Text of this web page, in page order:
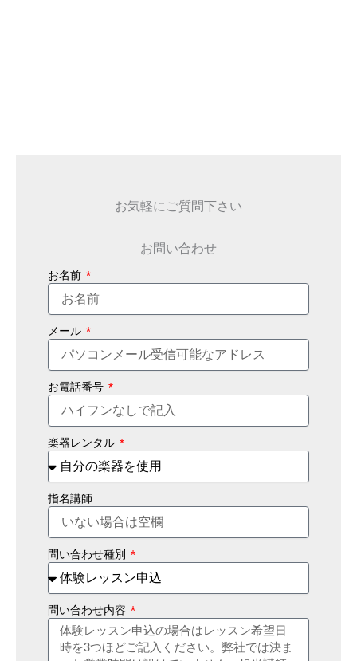
お気軽にご質問下さい
お問い合わせ
お名前
メール
お電話番号
楽器レンタル
指名講師
問い合わせ種別
問い合わせ内容